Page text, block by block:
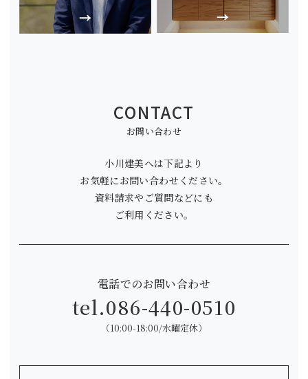
CONTACT
お問い合わせ
小川建美へは下記より
お気軽にお問い合わせください。
資料請求やご質問などにも
ご利用ください。
電話でのお問い合わせ
tel.086-440-0510
（10:00-18:00/水曜定休）